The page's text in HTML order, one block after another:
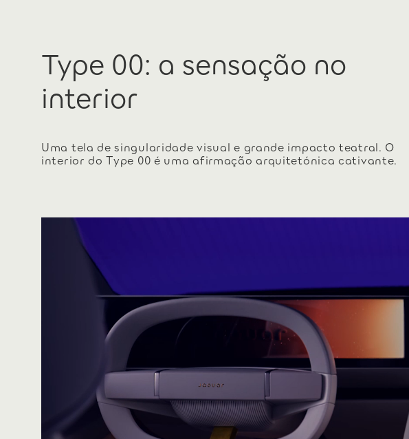
Type 00: a sensação no
interior
Uma tela de singularidade visual e grande impacto teatral. O
interior do Type 00 é uma afirmação arquitetónica cativante.